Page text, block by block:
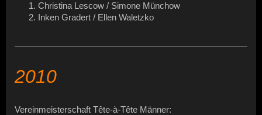
Christina Lescow / Simone Münchow
Inken Gradert / Ellen Waletzko
2010
Vereinmeisterschaft Tête-à-Tête Männer: